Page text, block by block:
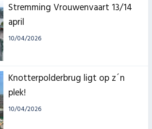
Stremming Vrouwenvaart 13/14
april
10/04/2026
Knotterpolderbrug ligt op z´n
plek!
10/04/2026